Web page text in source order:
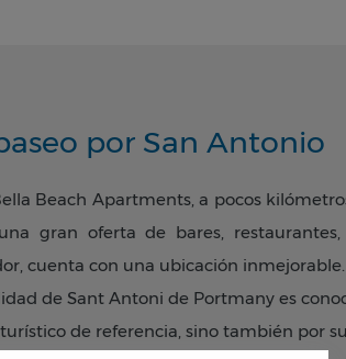
y disfruta de
¡una experiencia
por San Antonio
Beach Apartments, a pocos
gran oferta de bares,
cuenta con una ubicación inmejorable.
de Sant Antoni de Portmany es
de referencia, sino también por